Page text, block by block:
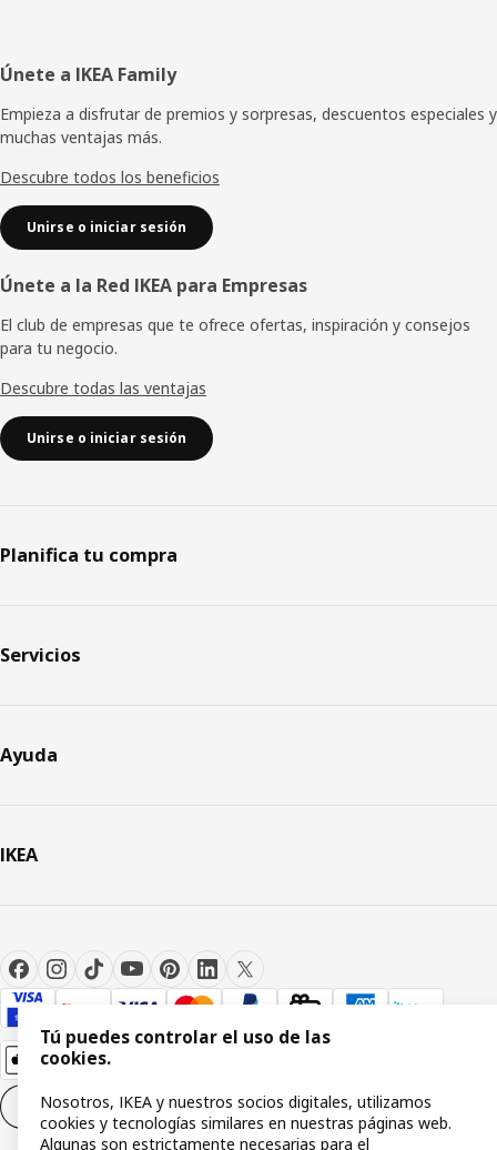
Pie
de
página
Únete a IKEA Family
Empieza a disfrutar de premios y sorpresas, descuentos especiales y
muchas ventajas más.
Descubre todos los beneficios
Unirse o iniciar sesión
Únete a la Red IKEA para Empresas
El club de empresas que te ofrece ofertas, inspiración y consejos
para tu negocio.
Descubre todas las ventajas
Unirse o iniciar sesión
Planifica tu compra
Servicios
Ayuda
IKEA
Configuración de cookies ES
Tú puedes controlar el uso de las
cookies.
Nosotros, IKEA y nuestros socios digitales, utilizamos
cookies y tecnologías similares en nuestras páginas web.
Algunas son estrictamente necesarias para el